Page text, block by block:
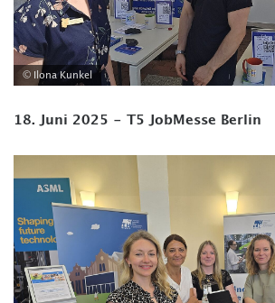
© Ilona Kunkel
18. Juni 2025 - T5 JobMesse Berlin